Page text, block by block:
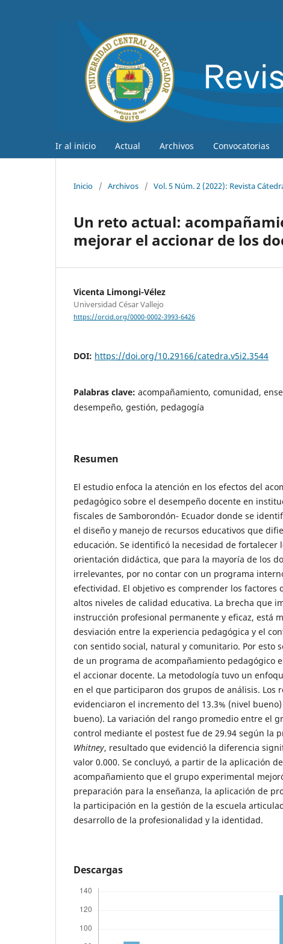
Ir al inicio Actual Archivos Convocatorias
Inicio / Archivos / Vol. 5 Núm. 2 (2022): Revista
Un reto actual:
mejorar el accionar de los
Vicenta Limongi-Vélez
Universidad César Vallejo
https://orcid.org/0000-0002-3993-6426
DOI: https://doi.org/10.29166/catedra.v5i2.3544
Palabras clave: acompañamiento, comunidad,
desempeño, gestión, pedagogía
Resumen
El estudio enfoca la atención en los efectos del
pedagógico sobre el desempeño docente en
fiscales de Samborondón- Ecuador donde se
el diseño y manejo de recursos educativos que
educación. Se identificó la necesidad de fortalecer
orientación didáctica, que para la mayoría de los
irrelevantes, por no contar con un programa
efectividad. El objetivo es comprender los factores
altos niveles de calidad educativa. La brecha que
instrucción profesional permanente y eficaz, está
desviación entre la experiencia pedagógica y el
con sentido social, natural y comunitario. Por esto
de un programa de acompañamiento pedagógico
el accionar docente. La metodología tuvo un
en el que participaron dos grupos de análisis. Los
evidenciaron el incremento del 13.3% (nivel
bueno). La variación del rango promedio entre el
control mediante el postest fue de 29.94 según la
Whitney, resultado que evidenció la diferencia
valor 0.000. Se concluyó, a partir de la aplicación
acompañamiento que el grupo experimental
preparación para la enseñanza, la aplicación de
la participación en la gestión de la escuela
desarrollo de la profesionalidad y la identidad.
Descargas